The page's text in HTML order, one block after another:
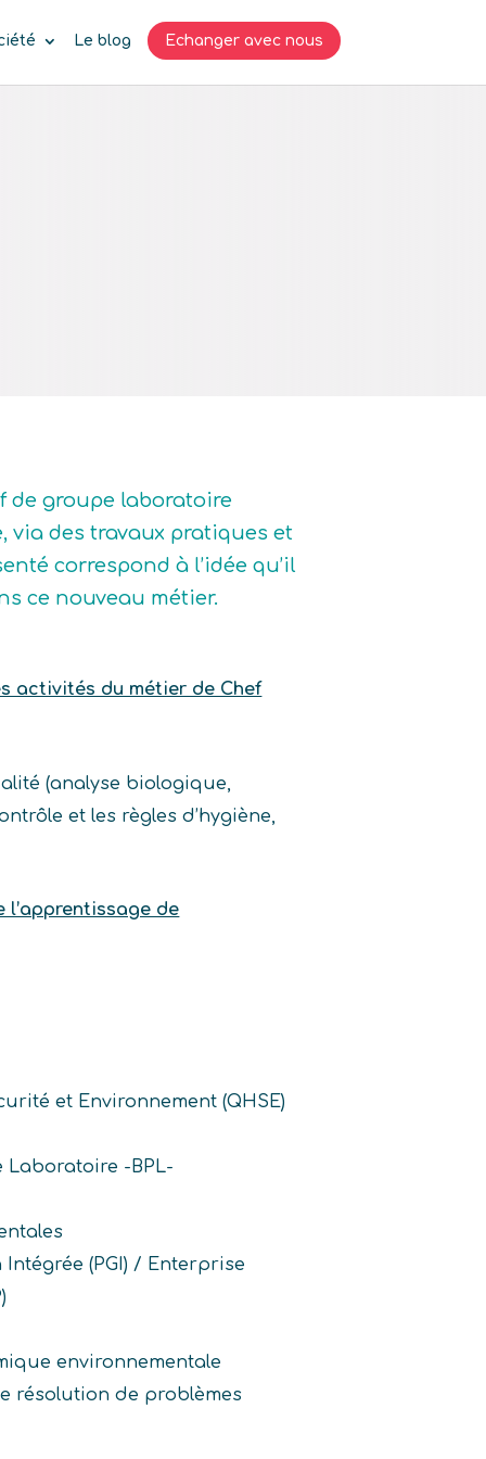
Le blog Echanger avec nous
de groupe laboratoire
via des travaux pratiques et
correspond à l’idée qu’il
ce nouveau métier.
activités du métier de Chef
(analyse biologique,
et les règles d’hygiène,
de
et Environnement (QHSE)
Laboratoire -BPL-
(PGI) / Enterprise
environnementale
résolution de problèmes